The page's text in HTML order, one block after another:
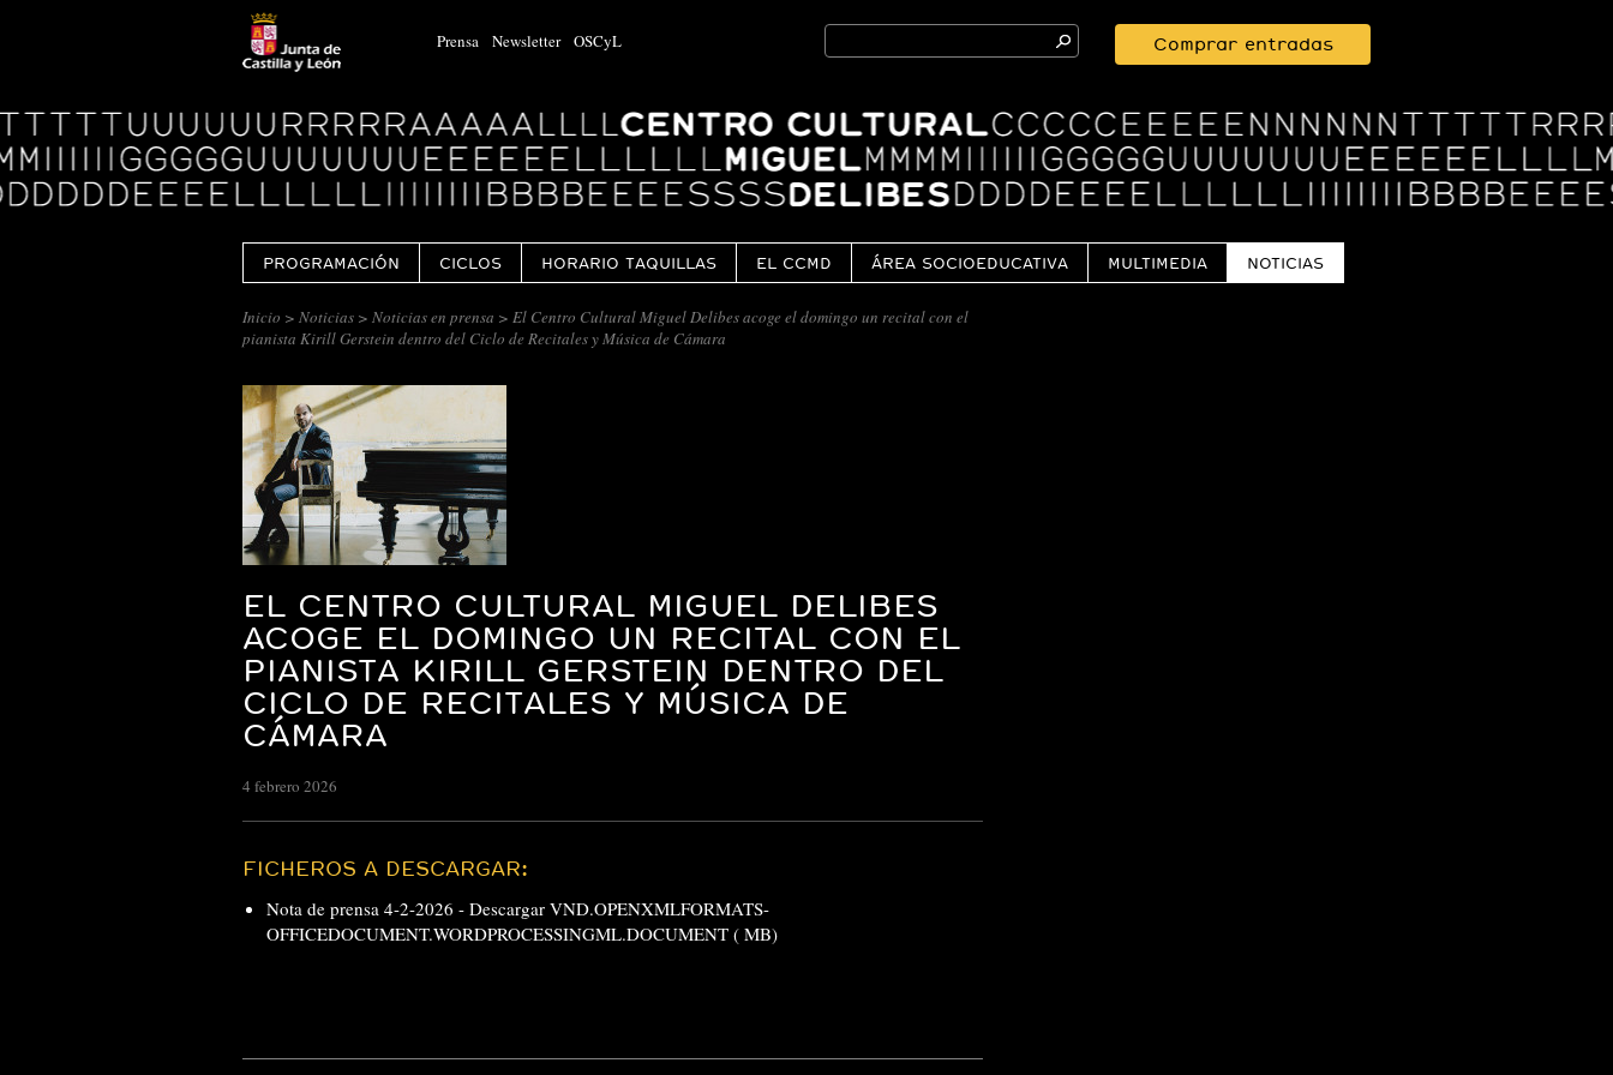
Prensa Newsletter OSCyL
Search
for:
Comprar entradas
Logo
Centro
Cultural
Miguel
Delibes
PROGRAMACIÓN CICLOS HORARIO TAQUILLAS EL CCMD ÁREA SOCIOEDUCATIVA MULTIMEDIA NOTICIAS
Inicio > Noticias > Noticias en prensa > El Centro Cultural Miguel Delibes acoge el domingo un recital con el
pianista Kirill Gerstein dentro del Ciclo de Recitales y Música de Cámara
EL CENTRO CULTURAL MIGUEL DELIBES
ACOGE EL DOMINGO UN RECITAL CON EL
PIANISTA KIRILL GERSTEIN DENTRO DEL
CICLO DE RECITALES Y MÚSICA DE
CÁMARA
4 febrero 2026
FICHEROS A DESCARGAR:
Nota de prensa 4-2-2026 - Descargar VND.OPENXMLFORMATS-
OFFICEDOCUMENT.WORDPROCESSINGML.DOCUMENT ( MB)